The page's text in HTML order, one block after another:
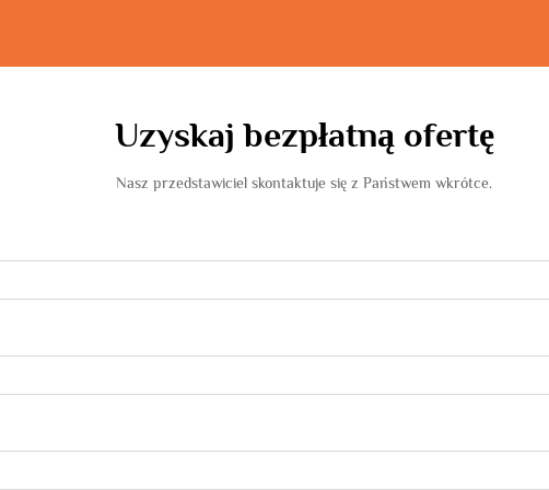
Uzyskaj bezpłatną ofertę
Nasz przedstawiciel skontaktuje się z Państwem wkrótce.